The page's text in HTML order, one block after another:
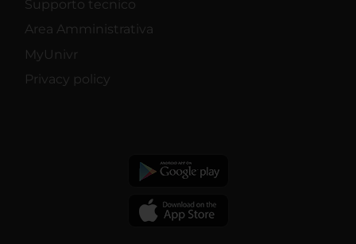
Supporto tecnico
Area Amministrativa
MyUnivr
Privacy policy